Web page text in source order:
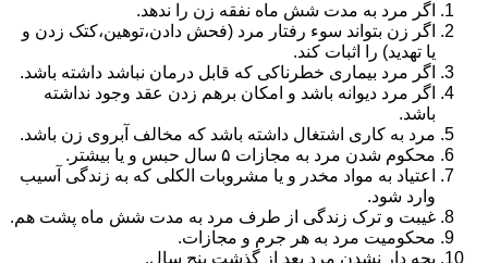
اگر مرد به مدت شش ماه نفقه زن را ندهد.
اگر زن بتواند سوء رفتار مرد (فحش دادن،توهین،کتک زدن و
یا تهدید) را اثبات کند.
اگر مرد بیماری خطرناکی که قابل درمان نباشد داشته باشد.
اگر مرد دیوانه باشد و امکان برهم زدن عقد وجود نداشته
باشد.
مرد به کاری اشتغال داشته باشد که مخالف آبروی زن باشد.
محکوم شدن مرد به مجازات ۵ سال حبس و یا بیشتر.
اعتیاد به مواد مخدر و یا مشروبات الکلی که به زندگی آسیب
وارد شود.
غیبت و ترک زندگی از طرف مرد به مدت شش ماه پشت هم.
محکومیت مرد به هر جرم و مجازات.
بچه دار نشدن مرد بعد از گذشت پنج سال.